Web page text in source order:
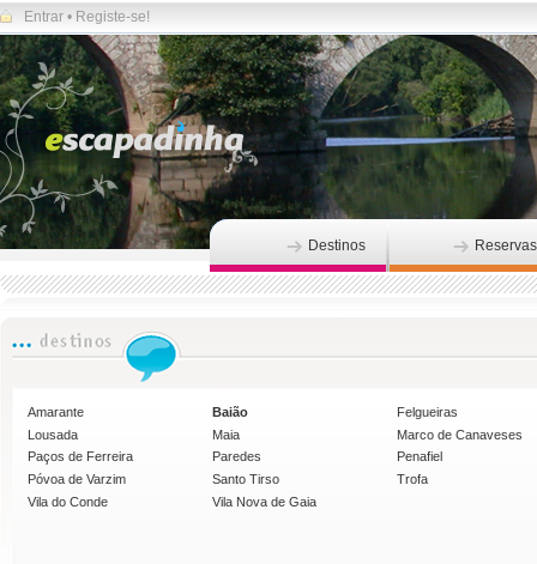
Entrar • Registe-se!
Destinos Reservas
Amarante Baião
Felgueiras
Lousada
Maia
Marco de Canaveses
Paços de Ferreira
Paredes
Penafiel
Póvoa de Varzim
Santo Tirso
Trofa
Vila do Conde
Vila Nova de Gaia